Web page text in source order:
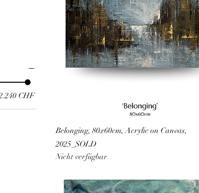
CHF
Belonging, 80x60cm, Acrylic on Canvas,
2025_SOLD
Nicht verfügbar